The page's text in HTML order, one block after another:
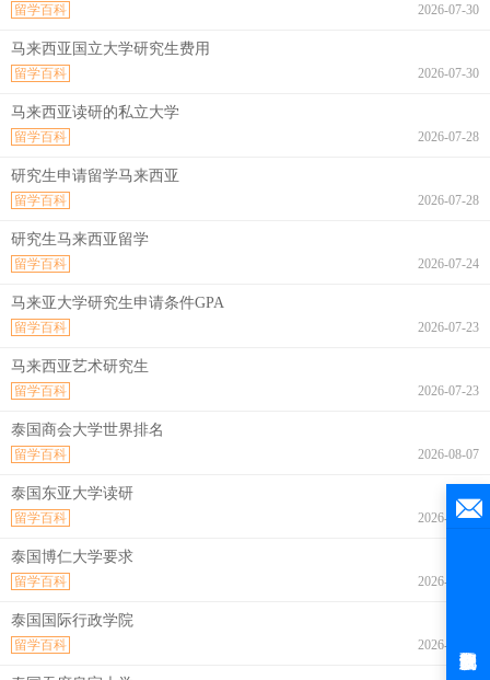
2026-07-30
留学百科
马来西亚国立大学研究生费用
2026-07-30
留学百科
马来西亚读研的私立大学
2026-07-28
留学百科
研究生申请留学马来西亚
2026-07-28
留学百科
研究生马来西亚留学
2026-07-24
留学百科
马来亚大学研究生申请条件GPA
2026-07-23
留学百科
马来西亚艺术研究生
2026-07-23
留学百科
泰国商会大学世界排名
2026-08-07
留学百科
泰国东亚大学读研
2026-08-07
留学百科
泰国博仁大学要求
2026-08-07
留学百科
泰国国际行政学院
2026-08-07
留学百科